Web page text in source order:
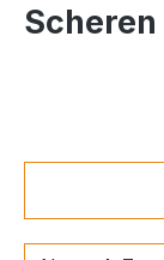
Scheren